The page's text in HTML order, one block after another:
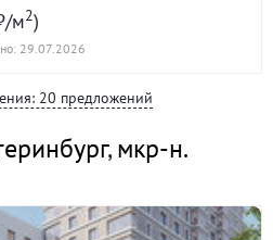
м2)
29.07.2026
20 предложений
,мкр-н.